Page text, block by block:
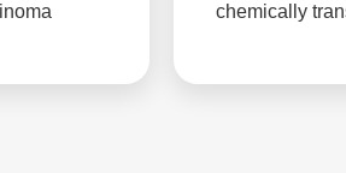
chemically